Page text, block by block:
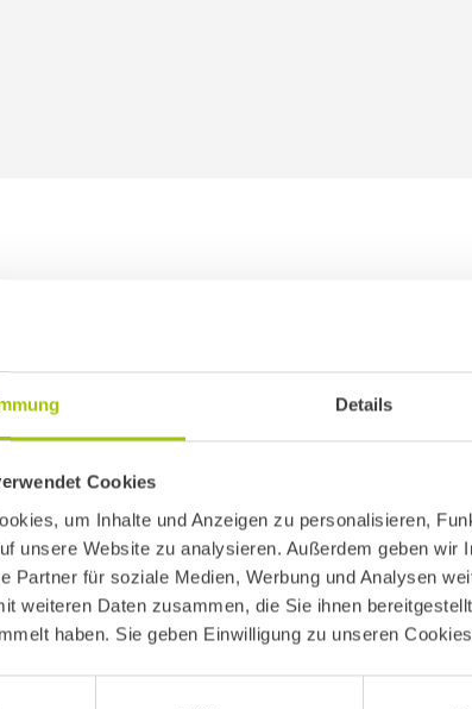
Details
Cookies
um Inhalte und Anzeigen zu personalisieren,
unsere Website zu analysieren. Außerdem geben wir
Partner für soziale Medien, Werbung und Analysen
weiteren Daten zusammen, die Sie ihnen
haben. Sie geben Einwilligung zu unseren